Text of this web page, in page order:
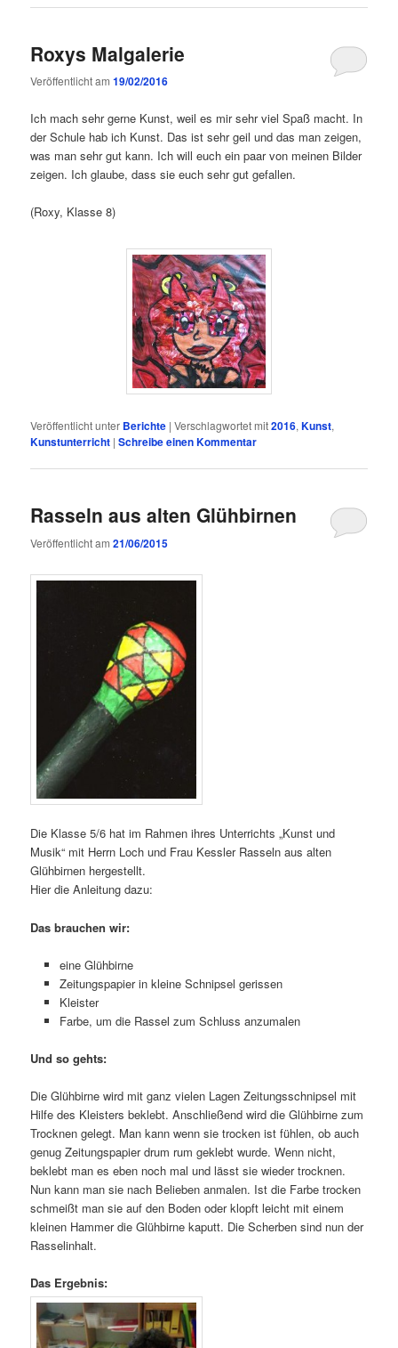
Roxys Malgalerie
Veröffentlicht am19/02/2016
Ich mach sehr gerne Kunst, weil es mir sehr viel Spaß macht. In
der Schule hab ich Kunst. Das ist sehr geil und das man zeigen,
was man sehr gut kann. Ich will euch ein paar von meinen Bilder
zeigen. Ich glaube, dass sie euch sehr gut gefallen.
(Roxy, Klasse 8)
Veröffentlicht unter Berichte |Verschlagwortet mit2016,Kunst,
Kunstunterricht |Schreibe einen Kommentar
Rasseln aus alten Glühbirnen
Veröffentlicht am21/06/2015
Die Klasse 5/6 hat im Rahmen ihres Unterrichts „Kunst und
Musik“ mit Herrn Loch und Frau Kessler Rasseln aus alten
Glühbirnen hergestellt.
Hier die Anleitung dazu:
Das brauchen wir:
eine Glühbirne
Zeitungspapier in kleine Schnipsel gerissen
Kleister
Farbe, um die Rassel zum Schluss anzumalen
Und so gehts:
Die Glühbirne wird mit ganz vielen Lagen Zeitungsschnipsel mit
Hilfe des Kleisters beklebt. Anschließend wird die Glühbirne zum
Trocknen gelegt. Man kann wenn sie trocken ist fühlen, ob auch
genug Zeitungspapier drum rum geklebt wurde. Wenn nicht,
beklebt man es eben noch mal und lässt sie wieder trocknen.
Nun kann man sie nach Belieben anmalen. Ist die Farbe trocken
schmeißt man sie auf den Boden oder klopft leicht mit einem
kleinen Hammer die Glühbirne kaputt. Die Scherben sind nun der
Rasselinhalt.
Das Ergebnis: